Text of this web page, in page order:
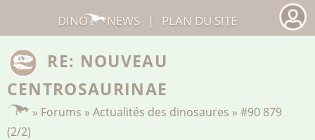
RE: NOUVEAU
CENTROSAURINAE
» Forums »Actualités des dinosaures »#90 879
(2/2)
DINO NEWS | PLAN DU SITE